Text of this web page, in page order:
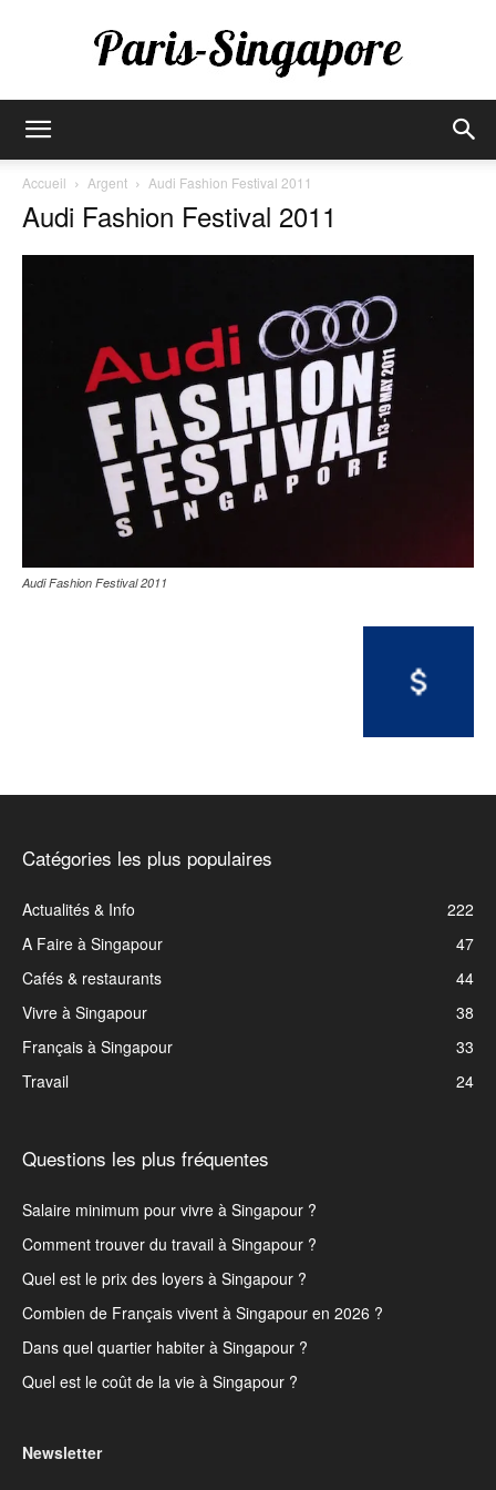
Singapore
Accueil Argent Audi Fashion Festival 2011
Audi Fashion Festival 2011
Audi Fashion Festival 2011
Catégories les plus populaires
Actualités & Info
222
A Faire à Singapour
47
Cafés & restaurants
44
Vivre à Singapour
38
Français à Singapour
33
Travail
24
Questions les plus fréquentes
Salaire minimum pour vivre à Singapour ?
Comment trouver du travail à Singapour ?
Quel est le prix des loyers à Singapour ?
Combien de Français vivent à Singapour en 2026 ?
Dans quel quartier habiter à Singapour ?
Quel est le coût de la vie à Singapour ?
Newsletter